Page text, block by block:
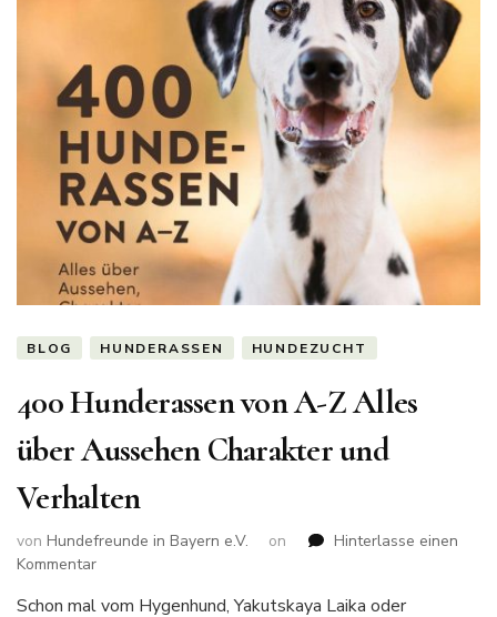
BLOG HUNDERASSEN HUNDEZUCHT
400 Hunderassen von A-Z Alles
über Aussehen Charakter und
Verhalten
von Hundefreunde in Bayern e.V. on
Hinterlasse einen
Kommentarzu
Hunderassen
Schon mal vom Hygenhund, Yakutskaya Laika oder